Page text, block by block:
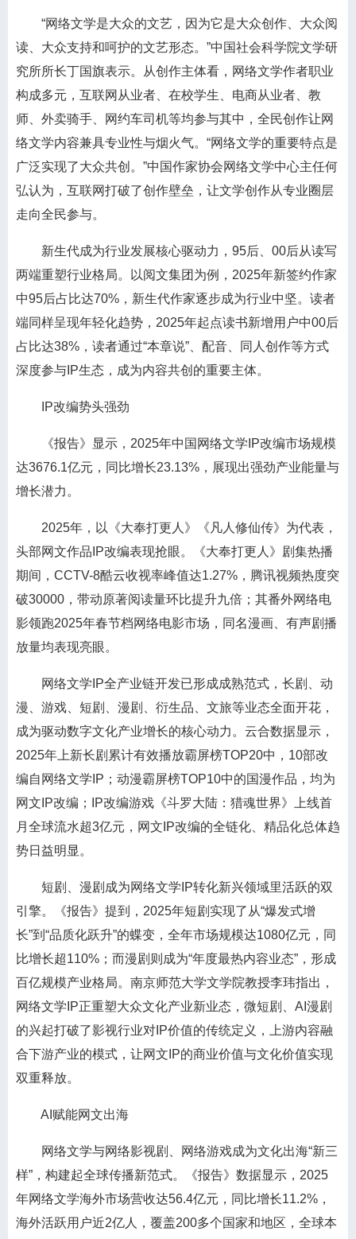
“网络文学是大众的文艺，因为它是大众创作、大众阅
读、大众支持和呵护的文艺形态。”中国社会科学院文学研
究所所长丁国旗表示。从创作主体看，网络文学作者职业
构成多元，互联网从业者、在校学生、电商从业者、教
师、外卖骑手、网约车司机等均参与其中，全民创作让网
络文学内容兼具专业性与烟火气。“网络文学的重要特点是
广泛实现了大众共创。”中国作家协会网络文学中心主任何
弘认为，互联网打破了创作壁垒，让文学创作从专业圈层
走向全民参与。
新生代成为行业发展核心驱动力，95后、00后从读写
两端重塑行业格局。以阅文集团为例，2025年新签约作家
中95后占比达70%，新生代作家逐步成为行业中坚。读者
端同样呈现年轻化趋势，2025年起点读书新增用户中00后
占比达38%，读者通过“本章说”、配音、同人创作等方式
深度参与IP生态，成为内容共创的重要主体。
IP改编势头强劲
《报告》显示，2025年中国网络文学IP改编市场规模
达3676.1亿元，同比增长23.13%，展现出强劲产业能量与
增长潜力。
2025年，以《大奉打更人》《凡人修仙传》为代表，
头部网文作品IP改编表现抢眼。《大奉打更人》剧集热播
期间，CCTV-8酷云收视率峰值达1.27%，腾讯视频热度突
破30000，带动原著阅读量环比提升九倍；其番外网络电
影领跑2025年春节档网络电影市场，同名漫画、有声剧播
放量均表现亮眼。
网络文学IP全产业链开发已形成成熟范式，长剧、动
漫、游戏、短剧、漫剧、衍生品、文旅等业态全面开花，
成为驱动数字文化产业增长的核心动力。云合数据显示，
2025年上新长剧累计有效播放霸屏榜TOP20中，10部改
编自网络文学IP；动漫霸屏榜TOP10中的国漫作品，均为
网文IP改编；IP改编游戏《斗罗大陆：猎魂世界》上线首
月全球流水超3亿元，网文IP改编的全链化、精品化总体趋
势日益明显。
短剧、漫剧成为网络文学IP转化新兴领域里活跃的双
引擎。《报告》提到，2025年短剧实现了从“爆发式增
长”到“品质化跃升”的蝶变，全年市场规模达1080亿元，同
比增长超110%；而漫剧则成为“年度最热内容业态”，形成
百亿规模产业格局。南京师范大学文学院教授李玮指出，
网络文学IP正重塑大众文化产业新业态，微短剧、AI漫剧
的兴起打破了影视行业对IP价值的传统定义，上游内容融
合下游产业的模式，让网文IP的商业价值与文化价值实现
双重释放。
AI赋能网文出海
网络文学与网络影视剧、网络游戏成为文化出海“新三
样”，构建起全球传播新范式。《报告》数据显示，2025
年网络文学海外市场营收达56.4亿元，同比增长11.2%，
海外活跃用户近2亿人，覆盖200多个国家和地区，全球本